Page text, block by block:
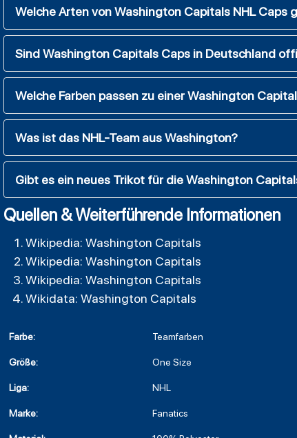
Welche Arten von Washington Capitals NHL Caps
Sind Washington Capitals Caps in Deutschland
Welche Farben passen zu einer Washington
Was ist das NHL-Team aus Washington?
Gibt es ein neues Trikot für die Washington
Quellen & Weiterführende Informationen
Wikipedia: Washington Capitals
Wikipedia: Washington Capitals
Wikipedia: Washington Capitals
Wikidata: Washington Capitals
Farbe: Teamfarben
Größe: One Size
Liga: NHL
Marke: Fanatics